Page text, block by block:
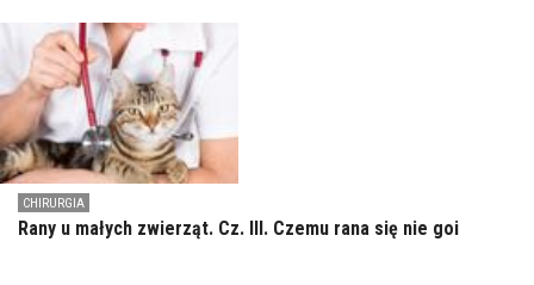
CHIRURGIA
Rany u małych zwierząt. Cz. III. Czemu rana się nie goi